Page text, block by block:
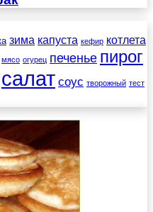
зима капуста кефир котлета
мясо огурец печенье пирог
салат соус творожный тест